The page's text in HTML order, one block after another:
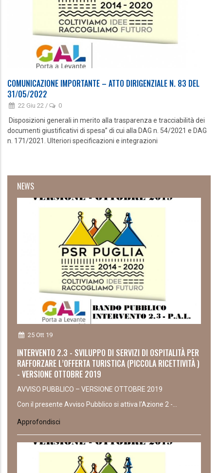
COMUNICAZIONE IMPORTANTE – ATTO DIRIGENZIALE N. 83 DEL
31/05/2022
22 Giu 22 / 0
Disposizioni generali in merito alla trasparenza e tracciabilità dei
documenti giustificativi di spesa” di cui alla DAG n. 54/2021 e DAG
n. 171/2021. Ulteriori specificazioni e integrazioni
NEWS
25 Ott 19
INTERVENTO 2.3 - SVILUPPO DI SERVIZI DI OSPITALITÀ PER
RAFFORZARE L’OFFERTA TURISTICA (PICCOLA RICETTIVITÀ )
- VERSIONE OTTOBRE 2019
AVVISO PUBBLICO – VERSIONE OTTOBRE 2019
Con il presente Avviso Pubblico si attiva l’Azione 2 -...
Approfondisci